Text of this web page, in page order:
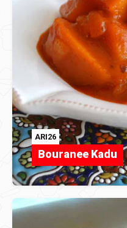
ARI26
Bouranee Kadu